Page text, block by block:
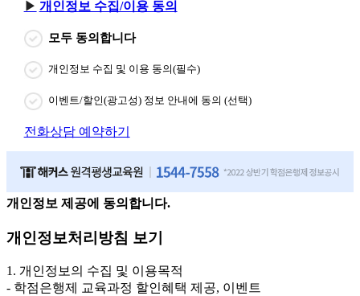
개인정보 수집/이용 동의
모두 동의합니다
개인정보 수집 및 이용 동의(필수)
이벤트/할인(광고성) 정보 안내에 동의 (선택)
전화상담 예약하기
개인정보 제공에 동의합니다.
개인정보처리방침 보기
1. 개인정보의 수집 및 이용목적
- 학점은행제 교육과정 할인혜택 제공, 이벤트